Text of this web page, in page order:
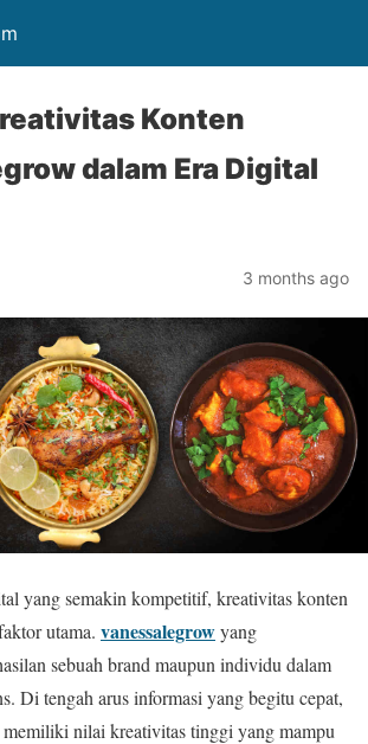
Konten
dalam Era Digital
3 months ago
yang semakin kompetitif, kreativitas konten
utama. vanessalegrowyang
sebuah brand maupun individu dalam
Di tengah arus informasi yang begitu cepat,
nilai kreativitas tinggi yang mampu